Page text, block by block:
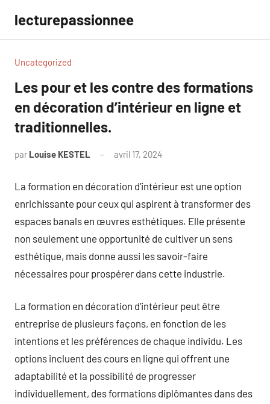
contenu
lecturepassionnee
Uncategorized
Les pour et les contre des formations
en décoration d’intérieur en ligne et
traditionnelles.
par Louise KESTEL avril 17, 2024
La formation en décoration d’intérieur est une option
enrichissante pour ceux qui aspirent à transformer des
espaces banals en œuvres esthétiques. Elle présente
non seulement une opportunité de cultiver un sens
esthétique, mais donne aussi les savoir-faire
nécessaires pour prospérer dans cette industrie.
La formation en décoration d’intérieur peut être
entreprise de plusieurs façons, en fonction de les
intentions et les préférences de chaque individu. Les
options incluent des cours en ligne qui offrent une
adaptabilité et la possibilité de progresser
individuellement, des formations diplômantes dans des